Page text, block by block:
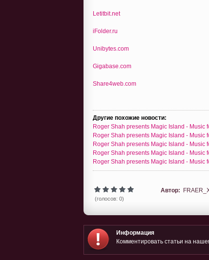
Letitbit.net
iFolder.ru
Unibytes.com
Gigabase.com
Share4web.com
Другие похожие новости:
Roger Shah presents Magic Island - Music
Roger Shah presents Magic Island - Music
Roger Shah presents Magic Island - Music
Roger Shah presents Magic Island - Music
Roger Shah presents Magic Island - Music
(голосов: 0)
Автор:
Информация
Комментировать статьи на